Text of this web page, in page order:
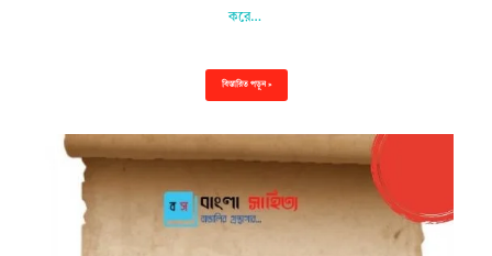
করে…
বিস্তারিত পড়ুন »